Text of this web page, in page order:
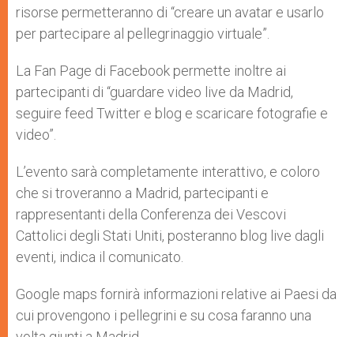
risorse permetteranno di “creare un avatar e usarlo
per partecipare al pellegrinaggio virtuale”.
La Fan Page di Facebook permette inoltre ai
partecipanti di “guardare video live da Madrid,
seguire feed Twitter e blog e scaricare fotografie e
video”.
L’evento sarà completamente interattivo, e coloro
che si troveranno a Madrid, partecipanti e
rappresentanti della Conferenza dei Vescovi
Cattolici degli Stati Uniti, posteranno blog live dagli
eventi, indica il comunicato.
Google maps fornirà informazioni relative ai Paesi da
cui provengono i pellegrini e su cosa faranno una